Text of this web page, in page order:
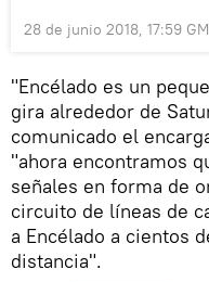
28 de junio 2018, 17:59
"Encélado es un
gira alrededor de
comunicado el
"ahora encontramos
señales en forma de
circuito de líneas de
a Encélado a cientos
distancia".